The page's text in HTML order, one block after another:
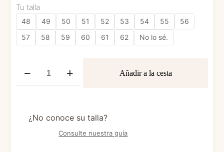
Tu talla
48 49 50 51 52 53 54 55
56
57
58 59 60 61 62 No lo sé.
Añadir a la cesta
¿No conoce su talla?
Consulte nuestra guía